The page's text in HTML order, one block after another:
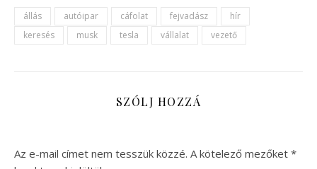
állás autóipar cáfolat fejvadász
hír
keresés
musk tesla vállalat vezető
SZÓLJ HOZZÁ
Az e-mail címet nem tesszük közzé. A kötelező mezőket *